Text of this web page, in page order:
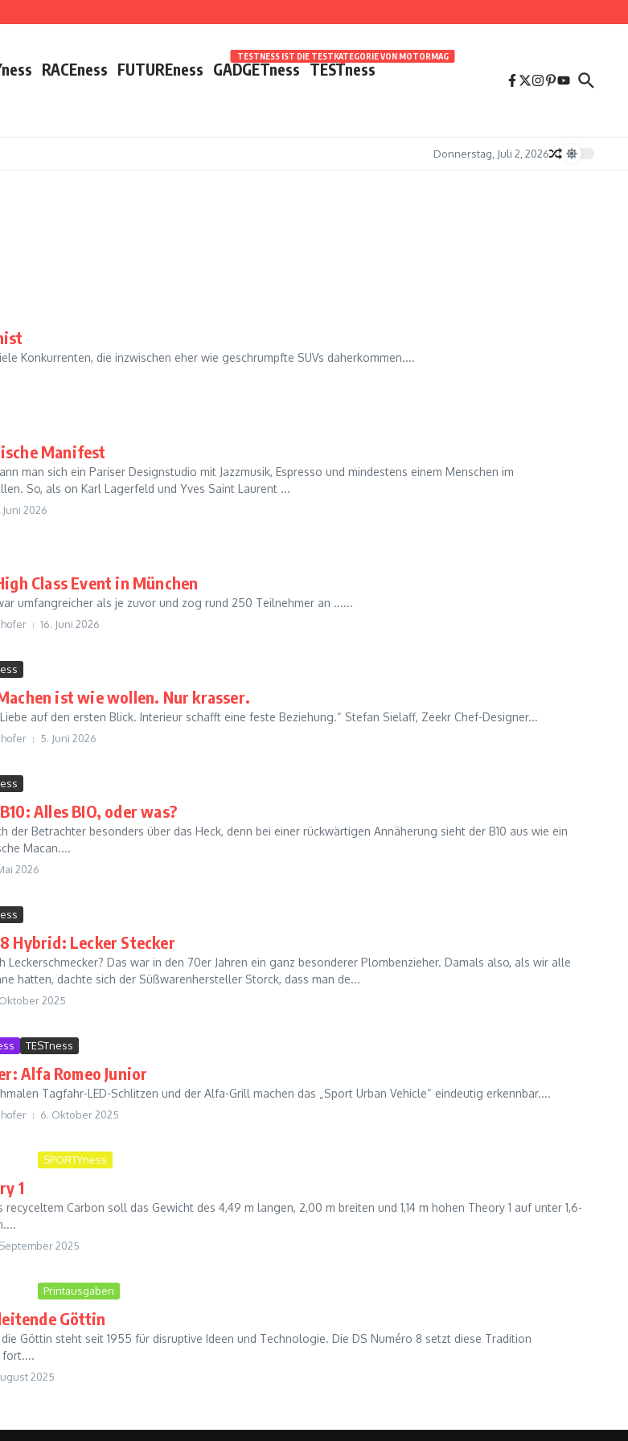
RACEness FUTUREness GADGETness TESTness
TESTNESS IST DIE TESTKATEGORIE VON MOTORMAG
Donnerstag, Juli 2, 2026
Konkurrenten, die inzwischen eher wie geschrumpfte SUVs daherkommen....
Manifest
man sich ein Pariser Designstudio mit Jazzmusik, Espresso und mindestens einem Menschen im
So, als on Karl Lagerfeld und Yves Saint Laurent ...
Juni 2026
Class Event in München
umfangreicher als je zuvor und zog rund 250 Teilnehmer an ......
16. Juni 2026
ist wie wollen. Nur krasser.
auf den ersten Blick. Interieur schafft eine feste Beziehung.“ Stefan Sielaff, Zeekr Chef-Designer...
5. Juni 2026
Alles BIO, oder was?
der Betrachter besonders über das Heck, denn bei einer rückwärtigen Annäherung sieht der B10 aus wie ein
Macan....
2026
Hybrid: Lecker Stecker
Leckerschmecker? Das war in den 70er Jahren ein ganz besonderer Plombenzieher. Damals also, als wir alle
hatten, dachte sich der Süßwarenhersteller Storck, dass man de...
2025
TESTness
Alfa Romeo Junior
Tagfahr-LED-Schlitzen und der Alfa-Grill machen das „Sport Urban Vehicle“ eindeutig erkennbar....
6. Oktober 2025
SPORTYness
1
recyceltem Carbon soll das Gewicht des 4,49 m langen, 2,00 m breiten und 1,14 m hohen Theory 1 auf unter 1,6-
2025
Printausgaben
Göttin
Göttin steht seit 1955 für disruptive Ideen und Technologie. Die DS Numéro 8 setzt diese Tradition
fort....
2025